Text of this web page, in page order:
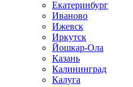
Екатеринбург
Иваново
Ижевск
Иркутск
Йошкар-Ола
Казань
Калининград
Калуга